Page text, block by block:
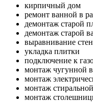
кирпичный дом
ремонт ванной в
демонтаж старой
демонтаж старой
выравнивание стен
укладка плитки
подключение к
монтаж чугунной
монтаж
монтаж
монтаж